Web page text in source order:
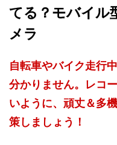
てる？モバイル
メラ
自転車やバイク走行
分かりません。レコ
いように、頑丈＆多
策しましょう！